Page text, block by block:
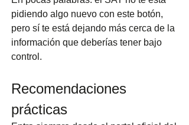
pidiendo algo nuevo con este botón,
pero sí te está dejando más cerca de la
información que deberías tener bajo
control.
Recomendaciones
prácticas